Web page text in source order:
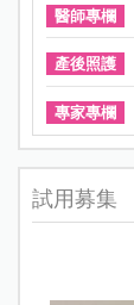
醫師專欄
產後照護
專家專欄
試用募集